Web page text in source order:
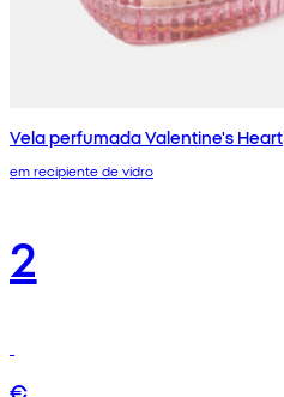
Vela perfumada Valentine's Heart
em recipiente de vidro
2
€